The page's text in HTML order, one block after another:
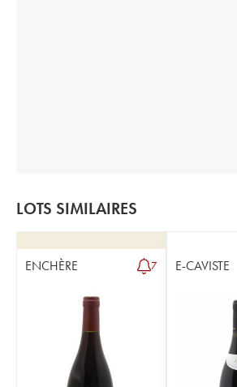
LOTS SIMILAIRES
ENCHÈRE 7 E-CAVISTE